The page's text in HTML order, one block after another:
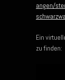
angen/
Ein
zu finden: